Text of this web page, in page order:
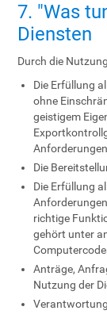
7. "Was
Diensten
Durch die
Die Erfüllung
ohne
geistigem
Die
Die Erfüllung
richtige
gehört unter
Anträge,
Nutzung der